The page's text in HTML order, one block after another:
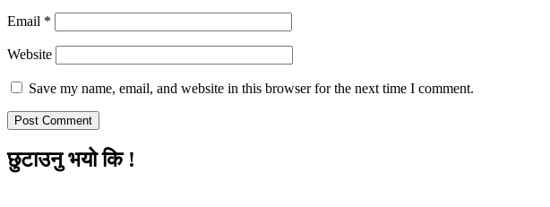
Email *
Website
Save my name, email, and website in this browser for the next time I comment.
छुटाउनु भयो कि !